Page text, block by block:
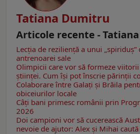
Tatiana Dumitru
Articole recente -
Lecția de reziliență a unui „spiriduș”
antrenoarei sale
Olimpicii care vor să formeze
științei. Cum își pot înscrie părinții
Colaborare între Galați și Brăila
obiceiurilor locale
Câţi bani primesc românii prin
2026
Doi campioni vor să cucerească
nevoie de ajutor: Alex și Mihai